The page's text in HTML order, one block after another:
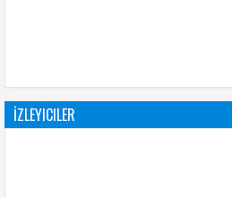
İZLEYICILER